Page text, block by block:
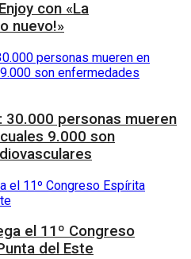
con «La
nuevo!»
30.000 personas mueren
9.000 son
el 11º Congreso
del Este